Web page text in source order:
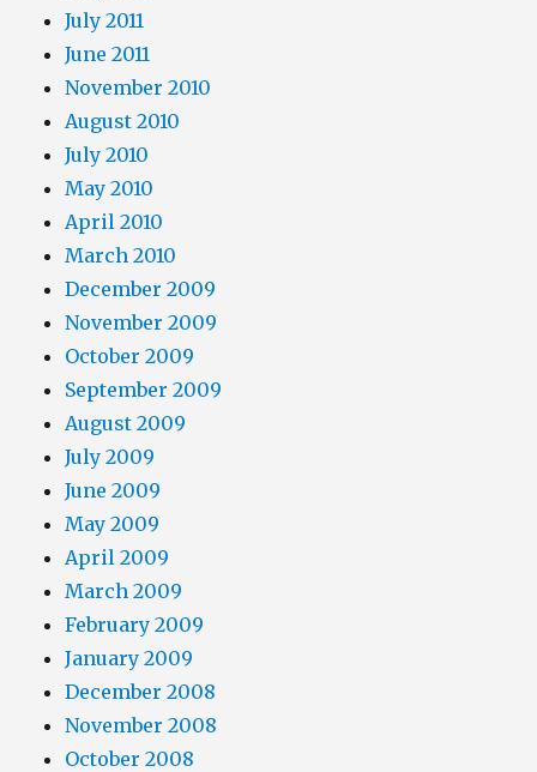
July 2011
June 2011
November 2010
August 2010
July 2010
May 2010
April 2010
March 2010
December 2009
November 2009
October 2009
September 2009
August 2009
July 2009
June 2009
May 2009
April 2009
March 2009
February 2009
January 2009
December 2008
November 2008
October 2008